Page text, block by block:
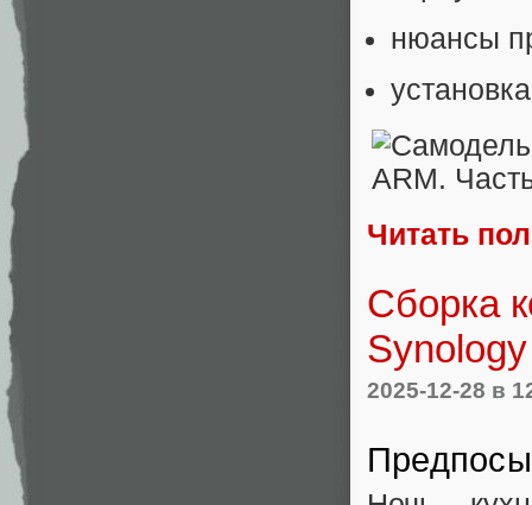
нюансы
Читать
Сборка
2025-12-28 в